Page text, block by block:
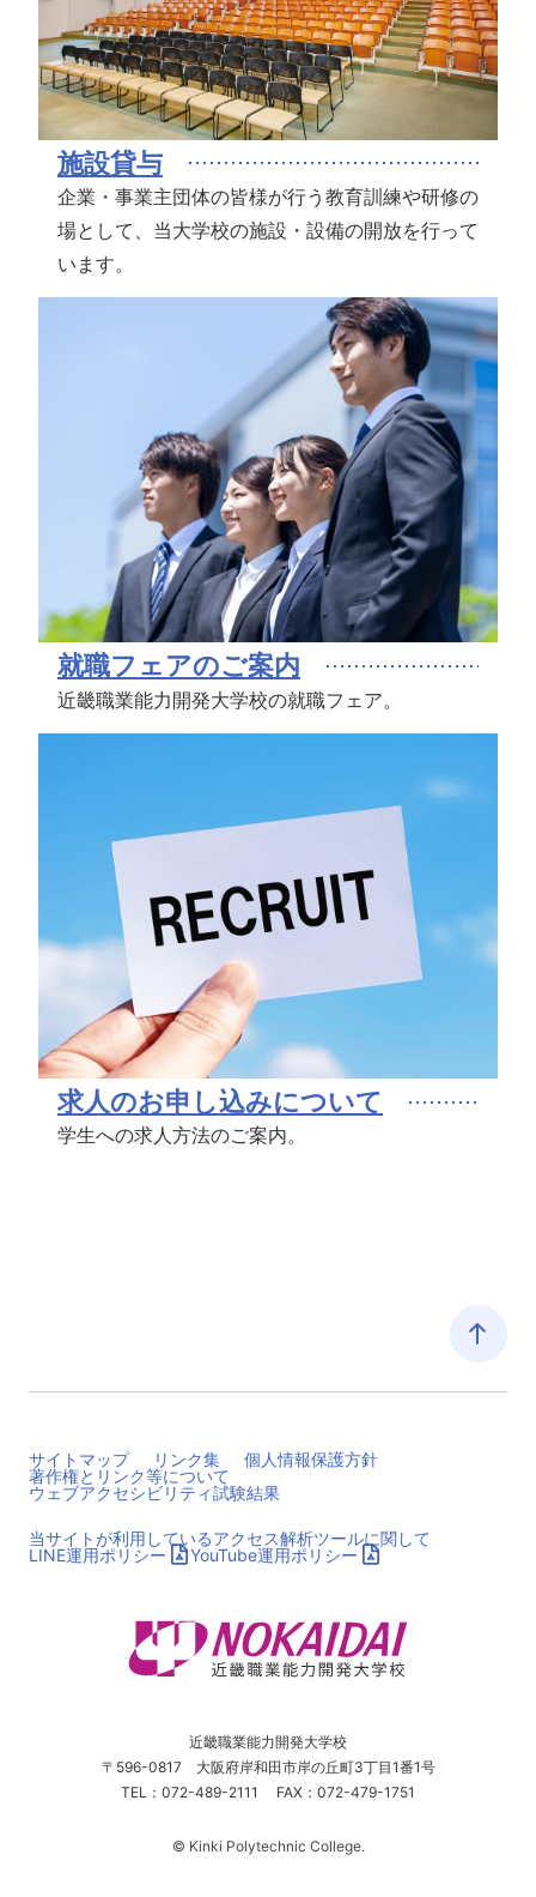
施設貸与
企業・事業主団体の皆様が行う教育訓練や研修の
場として、当大学校の施設・設備の開放を行って
います。
就職フェアのご案内
近畿職業能力開発大学校の就職フェア。
求人のお申し込みについて
学生への求人方法のご案内。
サイトマップ リンク集
個人情報保護方針
著作権とリンク等について
ウェブアクセシビリティ試験結果
当サイトが利用しているアクセス解析ツールに関して
LINE運用ポリシー （別ウィンドウでPDFが開きます）
YouTube運用ポリシー （別ウィンドウでPDF
近畿職業能力開発大学校
〒596-0817 大阪府岸和田市岸の丘町3丁目1番1号
TEL
072-489-2111 FAX 072-479-1751
© Kinki Polytechnic College.